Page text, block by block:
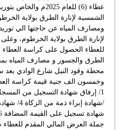
عطاء (6) للعام 2025م
الشمسية لإنارة الطرق بولاية
ومصارف المياه عن حاجتها الي
لإنارة الطرق بولاية الخرطوم،
للعطاء الحصول على كراسة العطاء
وخمسون الف جنية قيمة كراسة
جملة العرض المالي المقدم